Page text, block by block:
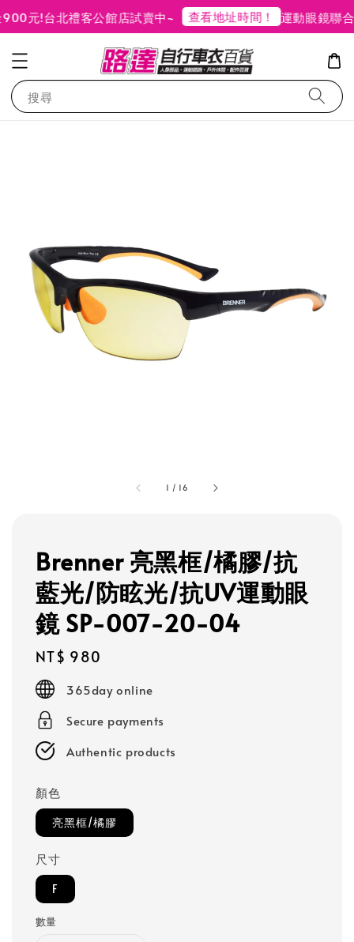
元!台北禮客公館店試賣中~ 查看地址時間！ 運動眼鏡聯合
搜尋
1 / 16
Brenner 亮黑框/橘膠/抗
藍光/防眩光/抗UV運動眼
鏡 SP-007-20-04
Regular
price
NT$ 980
365day online
Secure payments
Authentic products
顏色
亮黑框/橘膠
尺寸
F
數量